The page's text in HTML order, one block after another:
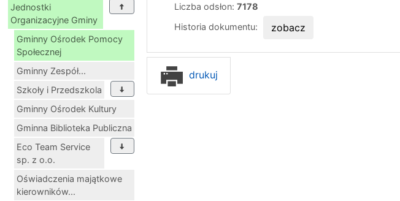
Jednostki
Organizacyjne Gminy
Gminny Ośrodek Pomocy
Społecznej
Gminny Zespół...
Szkoły i Przedszkola
Gminny Ośrodek Kultury
Gminna Biblioteka Publiczna
Eco Team Service
sp. z o.o.
Oświadczenia majątkowe
kierowników...
Liczba odsłon: 7178
Historia dokumentu:
zobacz
drukuj